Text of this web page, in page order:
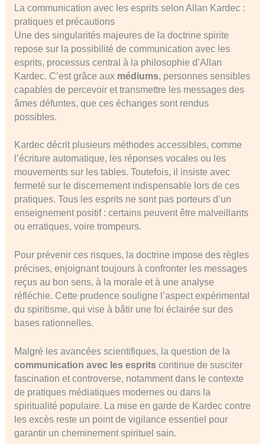
La communication avec les esprits selon Allan Kardec :
pratiques et précautions
Une des singularités majeures de la doctrine spirite
repose sur la possibilité de communication avec les
esprits, processus central à la philosophie d’Allan
Kardec. C’est grâce aux médiums, personnes sensibles
capables de percevoir et transmettre les messages des
âmes défuntes, que ces échanges sont rendus
possibles.
Kardec décrit plusieurs méthodes accessibles, comme
l’écriture automatique, les réponses vocales ou les
mouvements sur les tables. Toutefois, il insiste avec
fermeté sur le discernement indispensable lors de ces
pratiques. Tous les esprits ne sont pas porteurs d’un
enseignement positif : certains peuvent être malveillants
ou erratiques, voire trompeurs.
Pour prévenir ces risques, la doctrine impose des règles
précises, enjoignant toujours à confronter les messages
reçus au bon sens, à la morale et à une analyse
réfléchie. Cette prudence souligne l’aspect expérimental
du spiritisme, qui vise à bâtir une foi éclairée sur des
bases rationnelles.
Malgré les avancées scientifiques, la question de la
communication avec les espritscontinue de susciter
fascination et controverse, notamment dans le contexte
de pratiques médiatiques modernes ou dans la
spiritualité populaire. La mise en garde de Kardec contre
les excès reste un point de vigilance essentiel pour
garantir un cheminement spirituel sain.